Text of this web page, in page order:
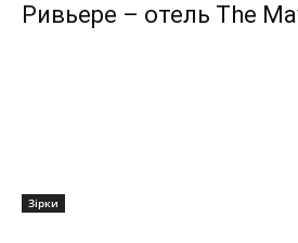
Ривьере – отель The
Зірки